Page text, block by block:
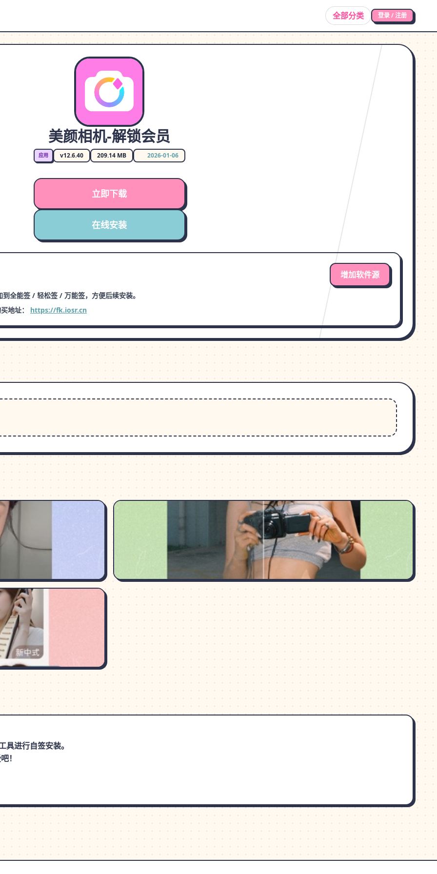
全部分类 登录 / 注册
美颜相机-解锁会员
应用 v12.6.40 209.14 MB 2026-01-06
立即下载
在线安装
增加软件源
全能签 / 轻松签 / 万能签，方便后续安装。
地址： https://fk.iosr.cn
进行自签安装。
！